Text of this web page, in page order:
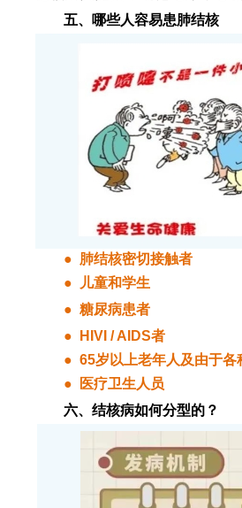
五、哪些人容易患肺结核
● 肺结核密切接触者
● 儿童和学生
● 糖尿病患者
● HIVI / AIDS者
● 65岁以上老年人及由于各
● 医疗卫生人员
六、结核病如何分型的？